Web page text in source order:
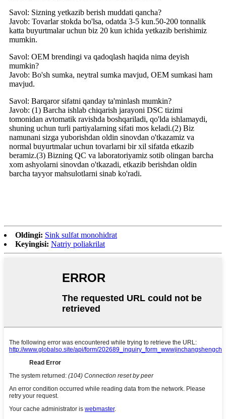
Savol: Sizning yetkazib berish muddati qancha?
Javob: Tovarlar stokda bo'lsa, odatda 3-5 kun.50-200 tonnalik
katta buyurtmalar uchun biz 20 kun ichida yetkazib berishimiz
mumkin.
Savol: OEM brendingi va qadoqlash haqida nima deyish
mumkin?
Javob: Bo'sh sumka, neytral sumka mavjud, OEM sumkasi ham
mavjud.
Savol: Barqaror sifatni qanday ta'minlash mumkin?
Javob: (1) Barcha ishlab chiqarish jarayoni DSC tizimi
tomonidan avtomatik ravishda boshqariladi, qo'lda ishlamaydi,
shuning uchun turli partiyalarning sifati mos keladi.(2) Biz
namunani sizga yuborishdan oldin sinovdan o'tkazamiz va
normal buyurtmalar uchun tovarlarni bir xil sifatda etkazib
beramiz.(3) Bizning QC va laboratoriyamiz sotib olingan barcha
xom ashyolarni sinovdan o'tkazadi, etkazib berishdan oldin
barcha tayyor mahsulotlarni sinab ko'radi.
Oldingi: Sink sulfat monohidrat
Keyingisi: Natriy poliakrilat